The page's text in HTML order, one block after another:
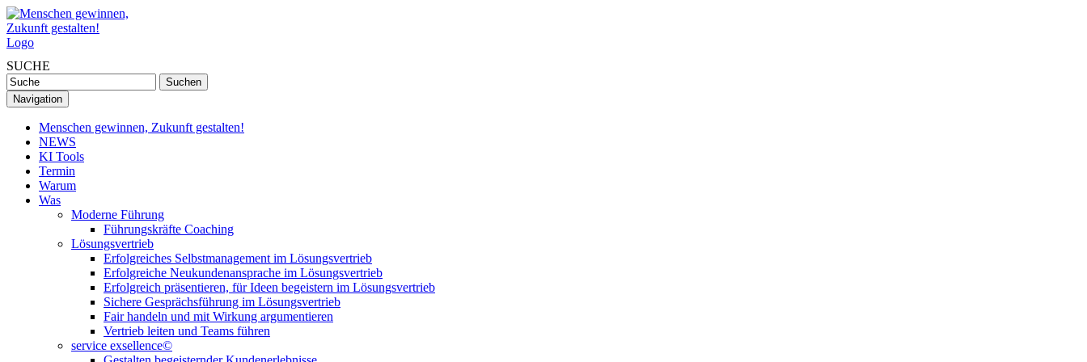
SUCHE
Navigation
Menschen gewinnen, Zukunft gestalten!
NEWS
KI Tools
Termin
Warum
Was
Moderne Führung
Führungskräfte Coaching
Lösungsvertrieb
Erfolgreiches Selbstmanagement im Lösungsvertrieb
Erfolgreiche Neukundenansprache im Lösungsvertrieb
Erfolgreich präsentieren, für Ideen begeistern im Lösungsvertrieb
Sichere Gesprächsführung im Lösungsvertrieb
Fair handeln und mit Wirkung argumentieren
Vertrieb leiten und Teams führen
service exsellence©